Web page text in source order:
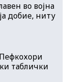
во војна
добие, ниту
таблички